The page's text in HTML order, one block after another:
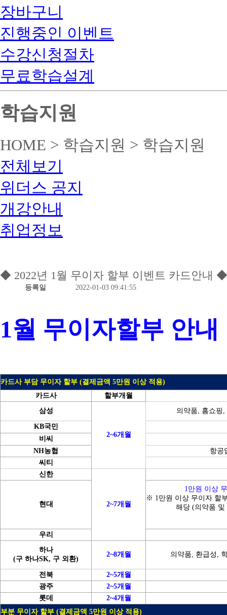
장바구니
진행중인 이벤트
수강신청절차
무료학습설계
학습지원
HOME > 학습지원 > 학습지원
전체보기
위더스 공지
개강안내
취업정보
◆ 2022년 1월 무이자 할부 이벤트 카드안내 ◆
등록일 2022-01-03 09:41:55
1월 무이자할부 안내
카드사 부담 무이자 할부 (결제금액 5만원 이상 적용)
카드사
할부개월
삼성
2~6개월
의약품, 홈쇼핑
KB국민
비씨
NH농협
항공
씨티
신한
2~7개월
현대
1만원 이상
※ 1만원 이상 무이자 할
해당 (의약품 및
우리
하나
(구 하나SK, 구 외환)
2~8개월 의약품, 환급성,
전북
2~5개월
광주
2~5개월
롯데
2~4개월
부분 무이자 할부 (결제금액 5만원 이상 적용)